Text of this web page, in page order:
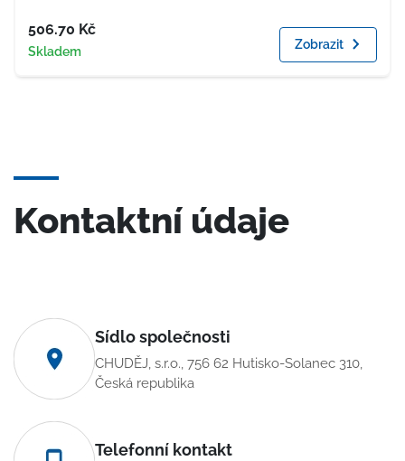
Cena
506.70 Kč
Dostupnost
Skladem Zobrazit
Kontaktní údaje
Sídlo společnosti
CHUDĚJ, s.r.o., 756 62 Hutisko-Solanec 310,
Česká republika
Telefonní kontakt